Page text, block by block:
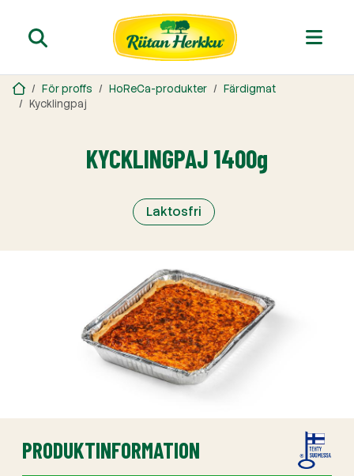
För proffs HoReCa-produkter
Färdigmat
Kycklingpaj
KYCKLINGPAJ 1400g
Laktosfri
PRODUKTINFORMATION